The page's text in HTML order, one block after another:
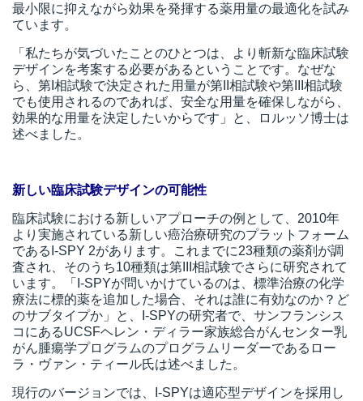
最小限に抑えながら効果を発揮する薬用量の最適化を試み
ています。
「私たちが気づいたことのひとつは、より斬新な臨床試験
デザインを考案する必要があるということです。なぜな
ら、第I相試験で決定された用量が第II相試験や第III相試験
でも使用されるのであれば、安全な用量を確保しながら、
効果的な用量を決定したいからです」と、
ロルッソ博士は
述べました。
新しい臨床試験デザインの可能性
臨床試験における新しいアプローチの例として、2010年
より実施されている新しい癌治療研究のプラットフォーム
であるI-SPY 2があります。これまでに23種類の薬剤が調
査され、そのうち10種類は第III相試験でさらに研究されて
います。「I-SPYが問いかけているのは、標準治療の化学
療法に標的薬を追加した場合、それは誰に有効なのか？ど
のサブタイプか」と、I-SPYの研究者で、サンフランシス
コにあるUCSFヘレン・ディラー家族総合がんセンター乳
がん腫瘍学プログラムのプログラムリーダーである ロー
ラ・ヴァン・ティール氏は述べました。
現行のバージョンでは、I-SPYは適応型デザインを採用し